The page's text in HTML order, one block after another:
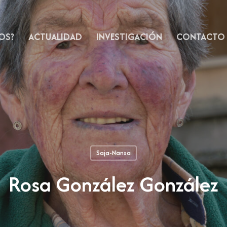
ACTUALIDAD INVESTIGACIÓN CONTACTO
Saja-Nansa
Rosa González González